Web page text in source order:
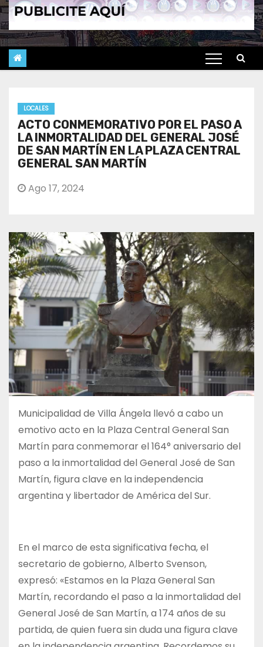
LOCALES
ACTO CONMEMORATIVO POR EL PASO A
LA INMORTALIDAD DEL GENERAL JOSÉ
DE SAN MARTÍN EN LA PLAZA CENTRAL
GENERAL SAN MARTÍN
Ago 17, 2024
Municipalidad de Villa Ángela llevó a cabo un
emotivo acto en la Plaza Central General San
Martín para conmemorar el 164° aniversario del
paso a la inmortalidad del General José de San
Martín, figura clave en la independencia
argentina y libertador de América del Sur.
En el marco de esta significativa fecha, el
secretario de gobierno, Alberto Svenson,
expresó: «Estamos en la Plaza General San
Martín, recordando el paso a la inmortalidad del
General José de San Martín, a 174 años de su
partida, de quien fuera sin duda una figura clave